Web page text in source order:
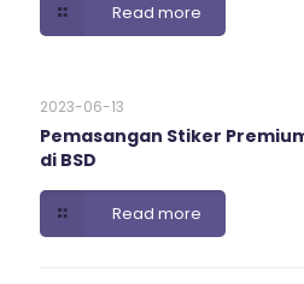
Read more
2023-06-13
Pemasangan Stiker
di BSD
Read more